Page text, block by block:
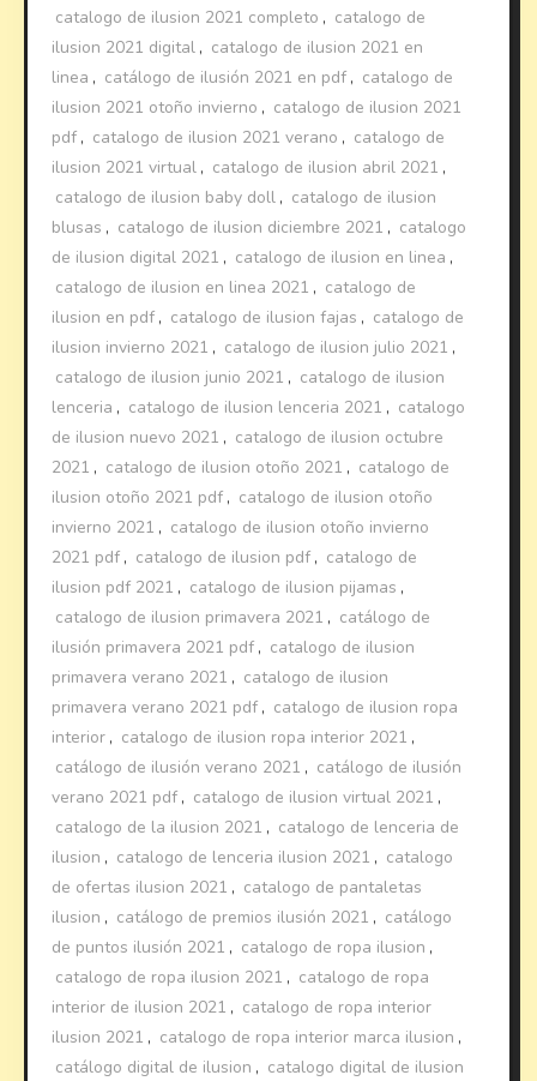
catalogo de ilusion 2021 completo , catalogo de
ilusion 2021 digital , catalogo de ilusion 2021 en
linea , catálogo de ilusión 2021 en pdf , catalogo de
ilusion 2021 otoño invierno , catalogo de ilusion 2021
pdf , catalogo de ilusion 2021 verano , catalogo de
ilusion 2021 virtual , catalogo de ilusion abril 2021 ,
catalogo de ilusion baby doll , catalogo de ilusion
blusas , catalogo de ilusion diciembre 2021 , catalogo
de ilusion digital 2021 , catalogo de ilusion en linea ,
catalogo de ilusion en linea 2021 , catalogo de
ilusion en pdf , catalogo de ilusion fajas , catalogo de
ilusion invierno 2021 , catalogo de ilusion julio 2021 ,
catalogo de ilusion junio 2021 , catalogo de ilusion
lenceria , catalogo de ilusion lenceria 2021 , catalogo
de ilusion nuevo 2021 , catalogo de ilusion octubre
2021 , catalogo de ilusion otoño 2021 , catalogo de
ilusion otoño 2021 pdf , catalogo de ilusion otoño
invierno 2021 , catalogo de ilusion otoño invierno
2021 pdf , catalogo de ilusion pdf , catalogo de
ilusion pdf 2021 , catalogo de ilusion pijamas ,
catalogo de ilusion primavera 2021 , catálogo de
ilusión primavera 2021 pdf , catalogo de ilusion
primavera verano 2021 , catalogo de ilusion
primavera verano 2021 pdf , catalogo de ilusion ropa
interior , catalogo de ilusion ropa interior 2021 ,
catálogo de ilusión verano 2021 , catálogo de ilusión
verano 2021 pdf , catalogo de ilusion virtual 2021 ,
catalogo de la ilusion 2021 , catalogo de lenceria de
ilusion , catalogo de lenceria ilusion 2021 , catalogo
de ofertas ilusion 2021 , catalogo de pantaletas
ilusion , catálogo de premios ilusión 2021 , catálogo
de puntos ilusión 2021 , catalogo de ropa ilusion ,
catalogo de ropa ilusion 2021 , catalogo de ropa
interior de ilusion 2021 , catalogo de ropa interior
ilusion 2021 , catalogo de ropa interior marca ilusion ,
catálogo digital de ilusion , catalogo digital de ilusion